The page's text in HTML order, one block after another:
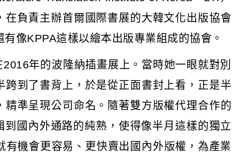
負責主辦首爾國際書展的大韓文化出版協會
像KPPA這樣以繪本出版專業組成的協會。
年的波隆納插畫展上。當時她一眼就對別
到了書背上，於是從正面書封上看，正是半
準呈現公司命名。隨著雙方版權代理合作的
國內外通路的純熟，使得像半月這樣的獨立
機會更容易、更快賣出國內外版權，為產業